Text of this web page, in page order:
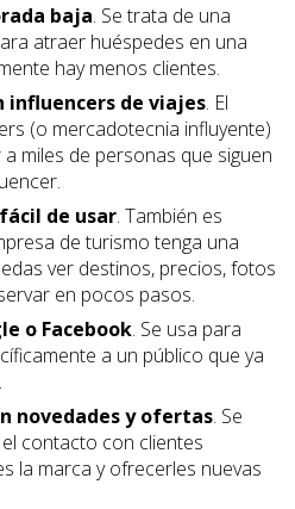
baja. Se trata de una
atraer huéspedes en una
hay menos clientes.
influencers de viajes. El
(o mercadotecnia influyente)
miles de personas que siguen
de usar. También es
de turismo tenga una
ver destinos, precios, fotos
en pocos pasos.
o Facebook. Se usa para
a un público que ya
novedades y ofertas. Se
contacto con clientes
la marca y ofrecerles nuevas